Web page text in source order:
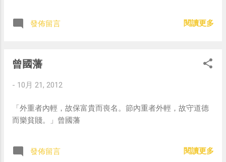
發佈留言 閱讀更多
曾國藩
- 10月 21, 2012
「外重者內輕，故保富貴而喪名。節內重者外輕，故守道德
而樂貧賤。」曾國藩
發佈留言 閱讀更多